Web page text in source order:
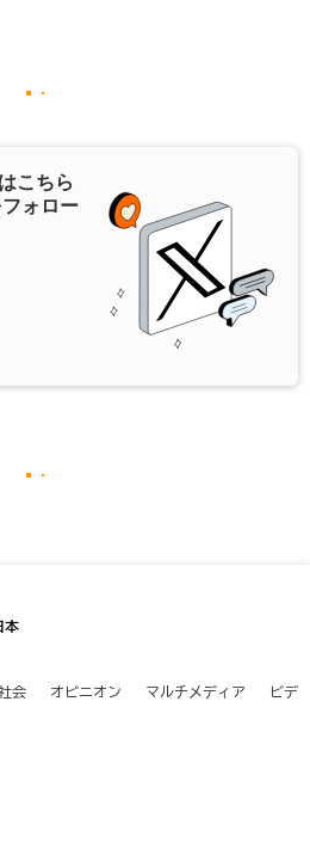
はこちら
ォロー
本
会 オピニオン マルチメディア ビデ